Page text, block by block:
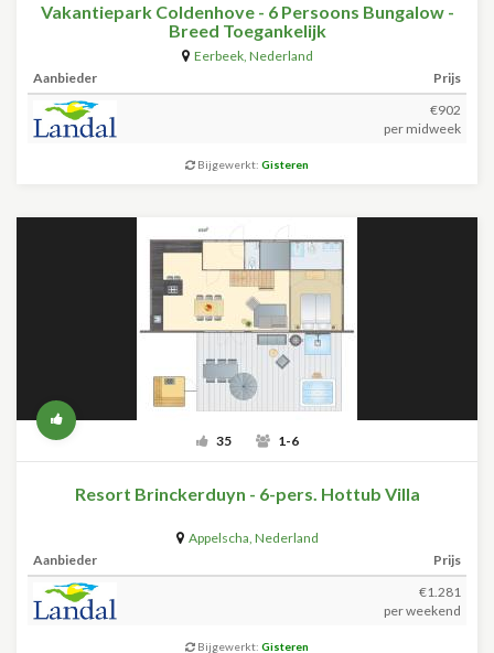
Vakantiepark Coldenhove - 6 Persoons Bungalow -
Breed Toegankelijk
Eerbeek, Nederland
Aanbieder
Prijs
€902
per midweek
Bijgewerkt: Gisteren
35 1-6
Resort Brinckerduyn - 6-pers. Hottub Villa
Appelscha, Nederland
Aanbieder
Prijs
€1.281
per weekend
Bijgewerkt: Gisteren